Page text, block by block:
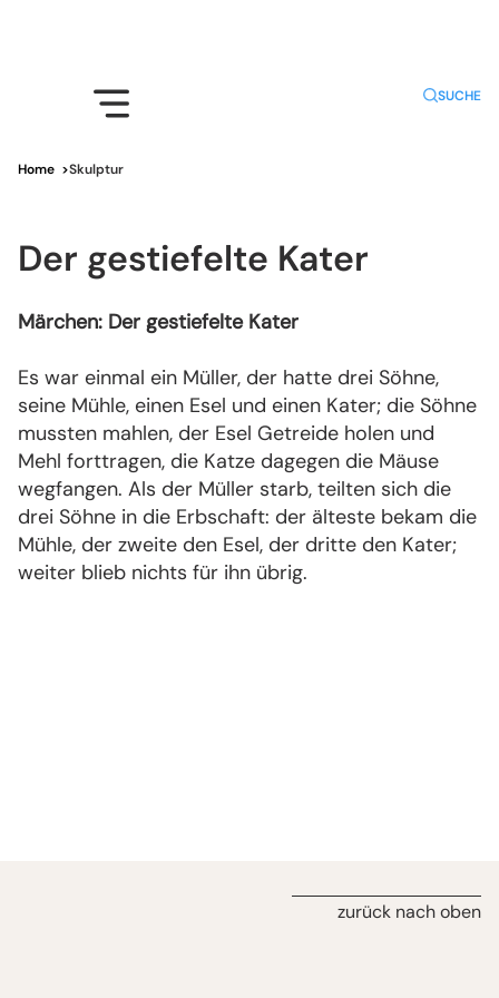
SUCHE
Home >Skulptur
Der gestiefelte Kater
Märchen: Der gestiefelte Kater
Es war einmal ein Müller, der hatte drei Söhne,
seine Mühle, einen Esel und einen Kater; die Söhne
mussten mahlen, der Esel Getreide holen und
Mehl forttragen, die Katze dagegen die Mäuse
wegfangen. Als der Müller starb, teilten sich die
drei Söhne in die Erbschaft: der älteste bekam die
Mühle, der zweite den Esel, der dritte den Kater;
weiter blieb nichts für ihn übrig.
zurück nach oben